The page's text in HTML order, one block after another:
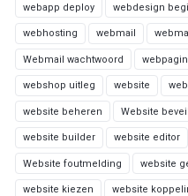
webapp deploy webdesign
webhosting webmail
Webmail wachtwoord
webshop uitleg website
website beheren Website
website builder website editor
Website foutmelding website
website kiezen website